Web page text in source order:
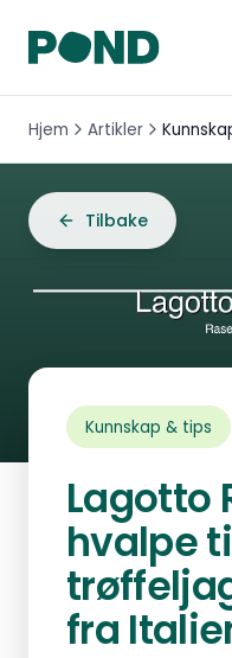
Hjem Artikler
Tilbake
Kunnskap & tips
Lagotto
hvalpe
fra